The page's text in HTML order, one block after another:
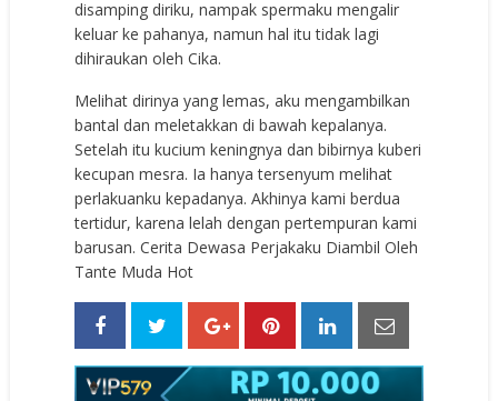
disamping diriku, nampak spermaku mengalir
keluar ke pahanya, namun hal itu tidak lagi
dihiraukan oleh Cika.
Melihat dirinya yang lemas, aku mengambilkan
bantal dan meletakkan di bawah kepalanya.
Setelah itu kucium keningnya dan bibirnya kuberi
kecupan mesra. Ia hanya tersenyum melihat
perlakuanku kepadanya. Akhinya kami berdua
tertidur, karena lelah dengan pertempuran kami
barusan. Cerita Dewasa Perjakaku Diambil Oleh
Tante Muda Hot